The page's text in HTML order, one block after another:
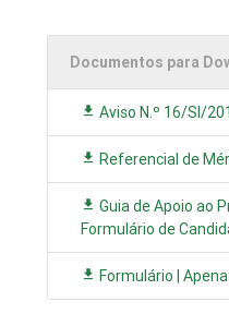
Documentos para
Aviso N.º 16/SI/
Referencial de
Guia de Apoio ao
Formulário de
Formulário |